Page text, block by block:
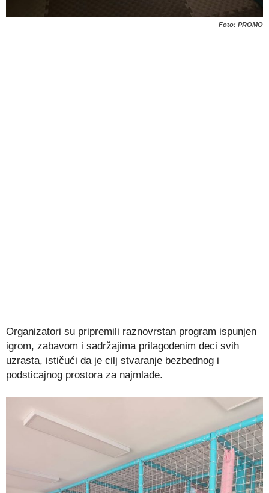
Foto: PROMO
Organizatori su pripremili raznovrstan program ispunjen
igrom, zabavom i sadržajima prilagođenim deci svih
uzrasta, ističući da je cilj stvaranje bezbednog i
podsticajnog prostora za najmlađe.